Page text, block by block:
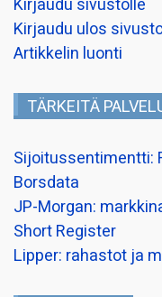
Kirjaudu sivustolle
Kirjaudu ulos
Artikkelin luonti
TÄRKEITÄ
Sijoitussentimentti:
Borsdata
JP-Morgan:
Short Register
Lipper: rahastot ja